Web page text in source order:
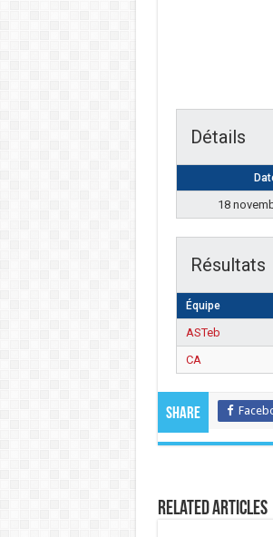
Détails
18
Résultats
Équipe
ASTeb
CA
Share
Related Articles